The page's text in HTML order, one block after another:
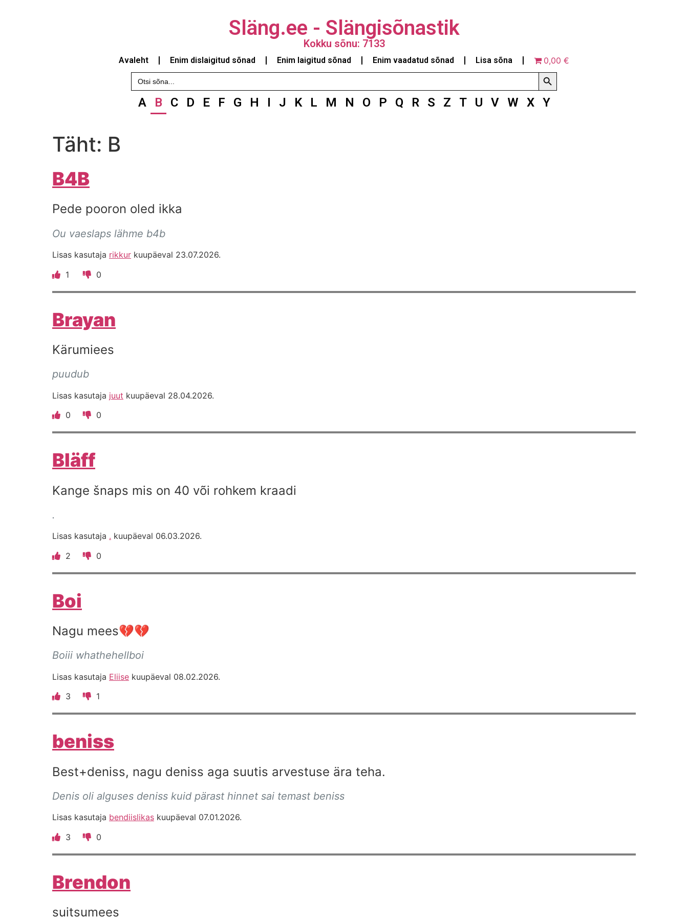
Släng.ee - Slängisõnastik
Kokku sõnu: 7133
Avaleht Enim dislaigitud sõnad Enim laigitud sõnad Enim vaadatud sõnad Lisa sõna
0,00 €
Search
for:
Search Button
A B C D E F G H I J K L M N O P Q R S Z T U V W X Y
Täht: B
B4B
Pede pooron oled ikka
Ou vaeslaps lähme b4b
Lisas kasutaja rikkur kuupäeval 23.07.2026.
1
0
Brayan
Kärumiees
puudub
Lisas kasutaja juut kuupäeval 28.04.2026.
0
0
Bläff
Kange šnaps mis on 40 või rohkem kraadi
.
Lisas kasutaja . kuupäeval 06.03.2026.
2
0
Boi
Nagu mees💔💔
Boiii whathehellboi
Lisas kasutaja Eliise kuupäeval 08.02.2026.
3
1
beniss
Best+deniss, nagu deniss aga suutis arvestuse ära teha.
Denis oli alguses deniss kuid pärast hinnet sai temast beniss
Lisas kasutaja bendiislikas kuupäeval 07.01.2026.
3
0
Brendon
suitsumees